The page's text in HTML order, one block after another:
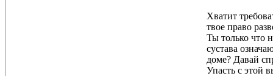
Хватит
твое право
Ты только что
сустава
доме? Давай
Упасть с этой